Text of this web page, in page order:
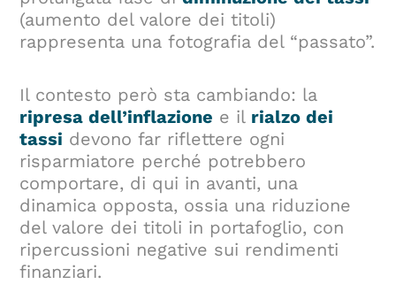
(aumento del valore dei titoli)
rappresenta una fotografia del “passato”.
Il contesto però sta cambiando: la
ripresa dell’inflazione e il rialzo dei
tassi devono far riflettere ogni
risparmiatore perché potrebbero
comportare, di qui in avanti, una
dinamica opposta, ossia una riduzione
del valore dei titoli in portafoglio, con
ripercussioni negative sui rendimenti
finanziari.